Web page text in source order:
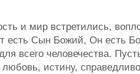
и мир встретились,
есть Сын Божий, Он есть
всего человечества.
истину,